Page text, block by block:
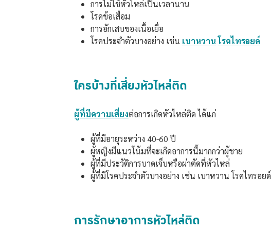
การไม่ใช้หัวไหล่เป็นเวลานาน
โรคข้อเสื่อม
การอักเสบของเนื้อเยื่อ
โรคประจำตัวบางอย่าง เช่น เบาหวาน โรคไทรอยด์
ใครบ้างที่เสี่ยงหัวไหล่ติด
ผู้ที่มีความเสี่ยงต่อการเกิดหัวไหล่ติด ได้แก่
ผู้ที่มีอายุระหว่าง 40-60 ปี
ผู้หญิงมีแนวโน้มที่จะเกิดอาการนี้มากกว่าผู้ชาย
ผู้ที่มีประวัติการบาดเจ็บหรือผ่าตัดที่หัวไหล่
ผู้ที่มีโรคประจำตัวบางอย่าง เช่น เบาหวาน โรคไทรอยด์
การรักษาอาการหัวไหล่ติด